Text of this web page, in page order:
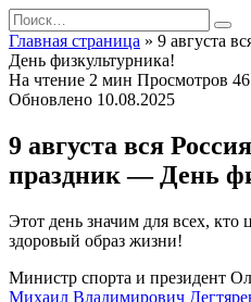
Перейти
к
содержанию
Search
for:
Главная страница » 9 августа
День физкультурника!
На чтение 2 мин Просмотров 46
Обновлено 10.08.2025
9 августа вся
праздник — День
Этот день значим для всех, кто
здоровый образ жизни!
Министр спорта и президент
Михаил Владимирович